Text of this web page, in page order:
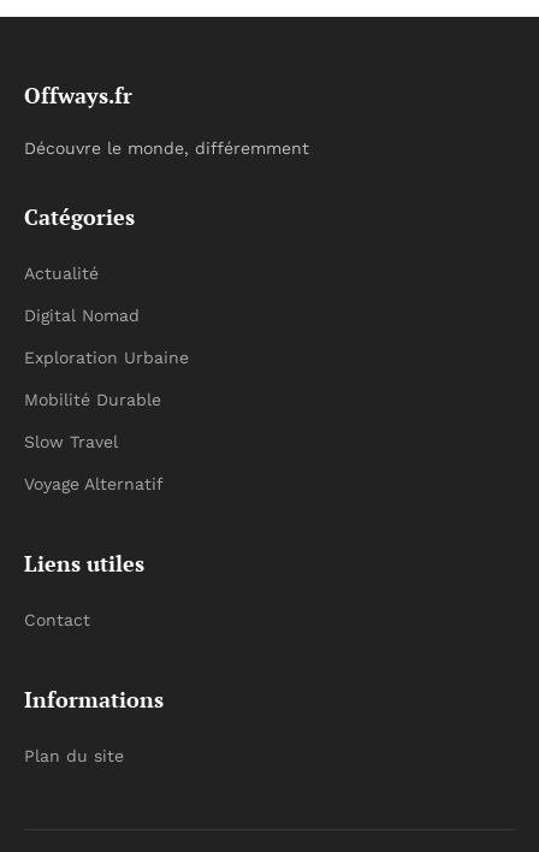
Offways.fr
Découvre le monde, différemment
Catégories
Actualité
Digital Nomad
Exploration Urbaine
Mobilité Durable
Slow Travel
Voyage Alternatif
Liens utiles
Contact
Informations
Plan du site